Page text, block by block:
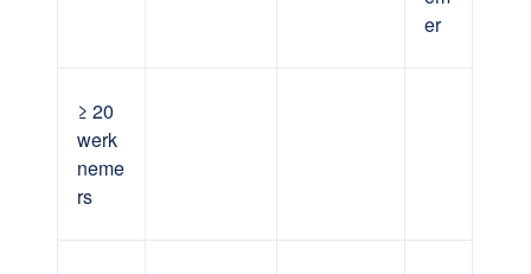
er
≥ 20
werk
neme
rs